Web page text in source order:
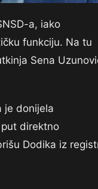
a, iako
funkciju. Na tu
Sena
je donijela
direktno
Dodika iz